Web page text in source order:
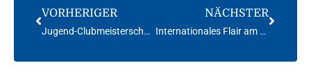
VORHERIGER
Jugend-Clubmeisterschaft Laser 2001
NÄCHSTER
Internationales Flair am Alpsee – 13. Lions Jugendforum